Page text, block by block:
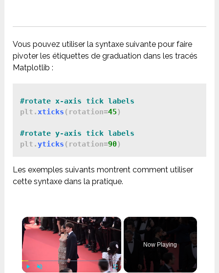
Vous pouvez utiliser la syntaxe suivante pour faire
pivoter les étiquettes de graduation dans les tracés
Matplotlib :
#rotate x-axis tick labels
plt.xticks (rotation=45)
plt.yticks (rotation=90
Les exemples suivants montrent comment utiliser
cette syntaxe dans la pratique.
×
Now Playing